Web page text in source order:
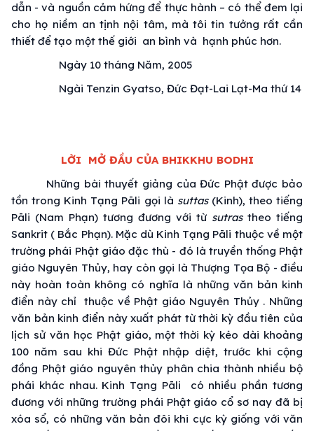
dẫn - và nguồn cảm hứng để thực hành – có thể đem lại
cho họ niềm an tịnh nội tâm, mà tôitin tưởng rất cần
thiết để tạo một thế giới an bình và hạnh phúc hơn.
Ngày 10 tháng Năm, 2005
Ngài Tenzin Gyatso, Đức Đạt-Lai Lạt-Ma thứ 14
LỜI MỞ ĐẦU CỦA BHIKKHU BODHI
Những bài thuyết giảng của Đức Phật được bảo
tồn trong Kinh Tạng Pāli gọi là suttas(Kinh), theo tiếng
Pāli (Nam Phạn) tương đương với từ sutrastheo tiếng
Sankrit ( Bắc Phạn). Mặc dù Kinh Tạng Pāli thuộc về một
trường phái Phật giáo đặc thù - đó là truyền thống Phật
giáo Nguyên Thủy, hay còn gọi là Thượng Tọa Bộ - điều
này hoàn toàn không có nghĩa là những văn bản kinh
điển này chỉ thuộc về Phật giáo Nguyên Thủy . Những
văn bản kinh điển này xuất phát từ thời kỳ đầu tiên của
lịch sử văn học Phật giáo, một thời kỳ kéo dài khoảng
100 năm sau khi Đức Phật nhập diệt, trước khi cộng
đồng Phật giáo nguyên thủy phân chia thành nhiều bộ
phái khác nhau. Kinh Tạng Pāli có nhiều phần tương
đương với những trường phái Phật giáo cổ sơ nay đã bị
xóa sổ, có những văn bản đôi khi cực kỳ giống với văn